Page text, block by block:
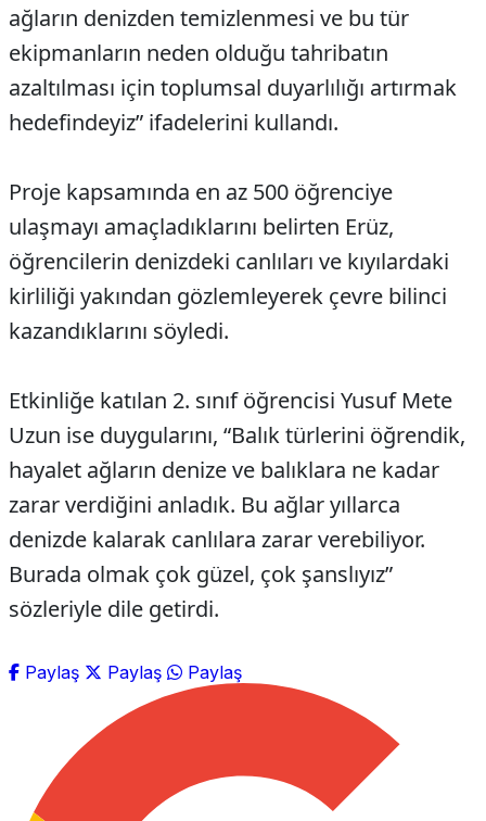
ağların denizden temizlenmesi ve bu tür
ekipmanların neden olduğu tahribatın
azaltılması için toplumsal duyarlılığı artırmak
hedefindeyiz” ifadelerini kullandı.
Proje kapsamında en az 500 öğrenciye
ulaşmayı amaçladıklarını belirten Erüz,
öğrencilerin denizdeki canlıları ve kıyılardaki
kirliliği yakından gözlemleyerek çevre bilinci
kazandıklarını söyledi.
Etkinliğe katılan 2. sınıf öğrencisi Yusuf Mete
Uzun ise duygularını, “Balık türlerini öğrendik,
hayalet ağların denize ve balıklara ne kadar
zarar verdiğini anladık. Bu ağlar yıllarca
denizde kalarak canlılara zarar verebiliyor.
Burada olmak çok güzel, çok şanslıyız”
sözleriyle dile getirdi.
Paylaş Paylaş Paylaş